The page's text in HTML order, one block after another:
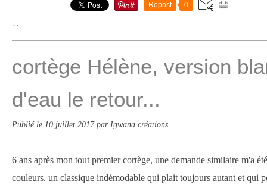
Repost 0
cortège Hélène, version
d'eau le retour...
Publié le 10 juillet 2017par Igwana créations
6 ans après mon tout premier cortège, une demande similaire m'a
couleurs. un classique indémodable qui plait toujours autant et qui